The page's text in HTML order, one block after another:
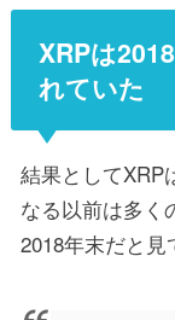
XRPは
れていた
結果としてXRP
なる以前は多く
2018年末だと見